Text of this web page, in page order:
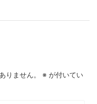
りません。 ※ が付いてい